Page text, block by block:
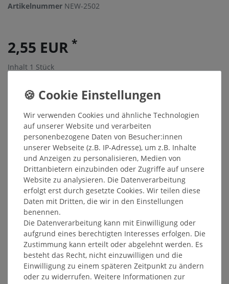
Artikelnummer NEW-2502
2,55 EUR *
Inhalt 1 Stück
Sofort versandfertig, Lieferzeit 48h
In den Warenkorb
Wunschliste
* inkl. ges. MwSt. zzgl.Versandkosten
Weitere Details
Hersteller
Wir verwenden Cookies und ähnliche Technologien
auf unserer Website und verarbeiten
personenbezogene Daten von Besucher:innen
unserer Webseite (z.B. IP-Adresse), um z.B. Inhalte
und Anzeigen zu personalisieren, Medien von
Drittanbietern einzubinden oder Zugriffe auf unsere
Website zu analysieren. Die Datenverarbeitung
erfolgt erst durch gesetzte Cookies. Wir teilen diese
Daten mit Dritten, die wir in den Einstellungen
benennen.
Die Datenverarbeitung kann mit Einwilligung oder
aufgrund eines berechtigten Interesses erfolgen. Die
Zustimmung kann erteilt oder abgelehnt werden. Es
besteht das Recht, nicht einzuwilligen und die
Einwilligung zu einem späteren Zeitpunkt zu ändern
oder zu widerrufen. Weitere Informationen zur